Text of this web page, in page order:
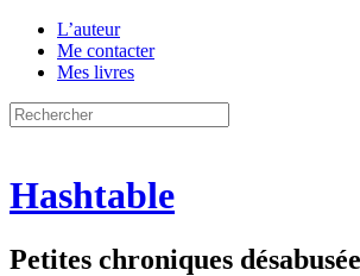
L’auteur
Me contacter
Mes livres
Hashtable
Petites chroniques